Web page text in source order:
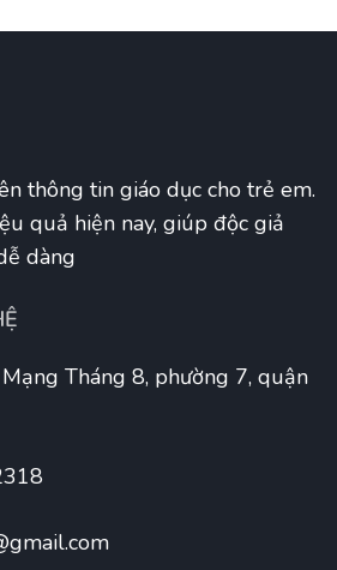
thông tin giáo dục cho trẻ em.
quả hiện nay, giúp độc giả
dàng
Tháng 8, phường 7, quận